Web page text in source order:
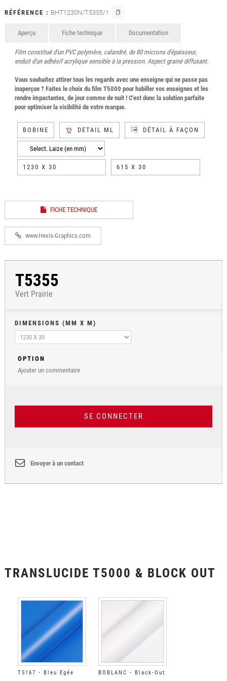
RÉFÉRENCE : BHT1230N/T5355/1
Aperçu Fiche technique Documentation
Film constitué d'un PVC polymère, calandré, de 80 microns d'épaisseur,
enduit d'un adhésif acrylique sensible à la pression. Aspect grainé diffusant.
Vous souhaitez attirer tous les regards avec une enseigne qui ne passe pas
inaperçue ? Faites le choix du film T5000 pour habiller vos enseignes et les
rendre impactantes, de jour comme de nuit ! C'est donc la solution parfaite
pour optimiser la visibilité de votre marque.
BOBINE DETAIL ML DÉTAIL À FAÇON
1230 X 30 615 X 30
FICHE TECHNIQUE
www.Hexis-Graphics.com
T5355
Vert Prairie
DIMENSIONS (MM X M)
OPTION
Ajouter un commentaire
SE CONNECTER
Envoyer à un contact
TRANSLUCIDE T5000 & BLOCK OUT
T5167 - Bleu Egée
BOBLANC - Black-Out